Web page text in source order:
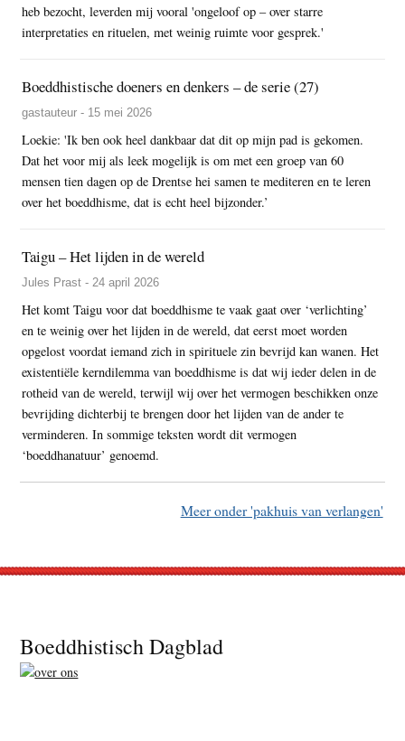
heb bezocht, leverden mij vooral 'ongeloof op – over starre
interpretaties en rituelen, met weinig ruimte voor gesprek.'
Boeddhistische doeners en denkers – de serie (27)
gastauteur - 15 mei 2026
Loekie: 'Ik ben ook heel dankbaar dat dit op mijn pad is gekomen.
Dat het voor mij als leek mogelijk is om met een groep van 60
mensen tien dagen op de Drentse hei samen te mediteren en te leren
over het boeddhisme, dat is echt heel bijzonder.’
Taigu – Het lijden in de wereld
Jules Prast - 24 april 2026
Het komt Taigu voor dat boeddhisme te vaak gaat over ‘verlichting’
en te weinig over het lijden in de wereld, dat eerst moet worden
opgelost voordat iemand zich in spirituele zin bevrijd kan wanen. Het
existentiële kerndilemma van boeddhisme is dat wij ieder delen in de
rotheid van de wereld, terwijl wij over het vermogen beschikken onze
bevrijding dichterbij te brengen door het lijden van de ander te
verminderen. In sommige teksten wordt dit vermogen
‘boeddhanatuur’ genoemd.
Meer onder 'pakhuis van verlangen'
Footer
Boeddhistisch Dagblad